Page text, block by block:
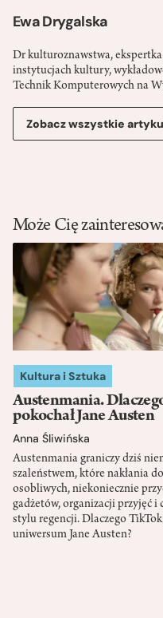
Ewa Drygalska
Dr kulturoznawstwa,
instytucjach kultury,
Technik Komputerowych na
Zobacz wszystkie
Może Cię
Kultura i Sztuka
Austenmania.
pokochał Jane Austen
Anna Śliwińska
Austenmania graniczy dziś
szaleństwem, które nakłania
osobliwych, niekoniecznie
gadżetów, organizacji przyjęć i
stylu regencji. Dlaczego TikTok
uniwersum Jane Austen?